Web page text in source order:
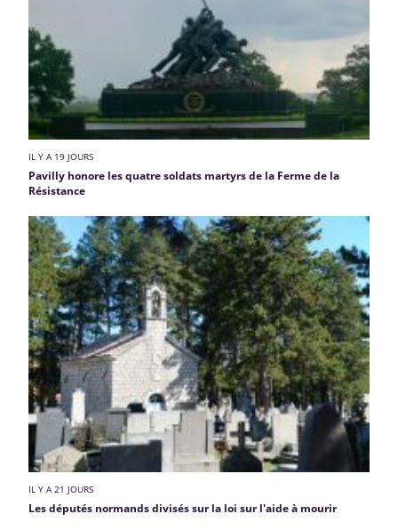
IL Y A 19 JOURS
Pavilly honore les quatre soldats martyrs de la Ferme de la
Résistance
IL Y A 21 JOURS
Les députés normands divisés sur la loi sur l'aide à mourir